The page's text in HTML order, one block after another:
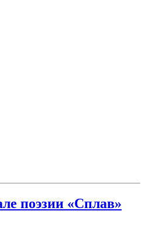
поэзии «Сплав»